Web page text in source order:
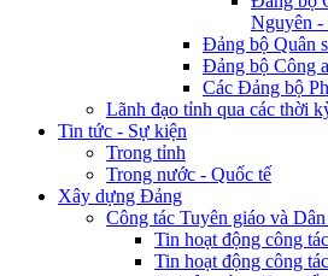
Nguyên
Đảng bộ Quân
Đảng bộ Công
Các Đảng bộ
Lãnh đạo tỉnh qua các thời
Tin tức - Sự kiện
Trong tỉnh
Trong nước - Quốc tế
Xây dựng Đảng
Công tác Tuyên giáo và
Tin hoạt động công
Tin hoạt động công